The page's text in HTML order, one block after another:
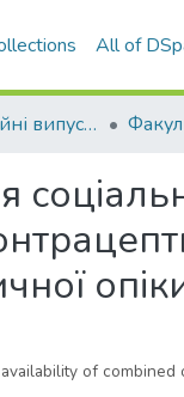
All of
01. Кваліфікаційні випускні роботи здобувачів вищої освіти
of